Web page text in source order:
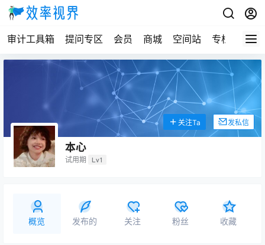
审计工具箱 提问专区 会员 商城 空间站 专栏
本心
试用期 Lv1
关注Ta 发私信
概览 发布的 关注 粉丝 收藏